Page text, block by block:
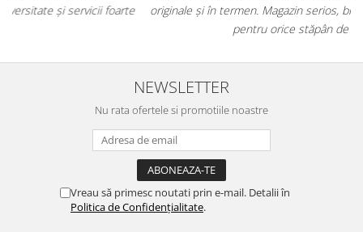
originale și în termen. Magazin serios, bine organizat și foarte util
pentru orice stăpân de animale.
NEWSLETTER
Nu rata ofertele si promotiile noastre
Vreau să primesc noutati prin e-mail. Detalii în
Politica de Confidențialitate.